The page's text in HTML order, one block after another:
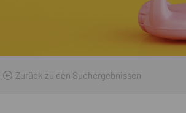
Zurück zu den Suchergebnissen